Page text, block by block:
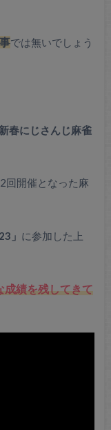
では無いでしょう
春にじさんじ麻雀
回開催となった麻
」 に参加した上
成績を残してきて